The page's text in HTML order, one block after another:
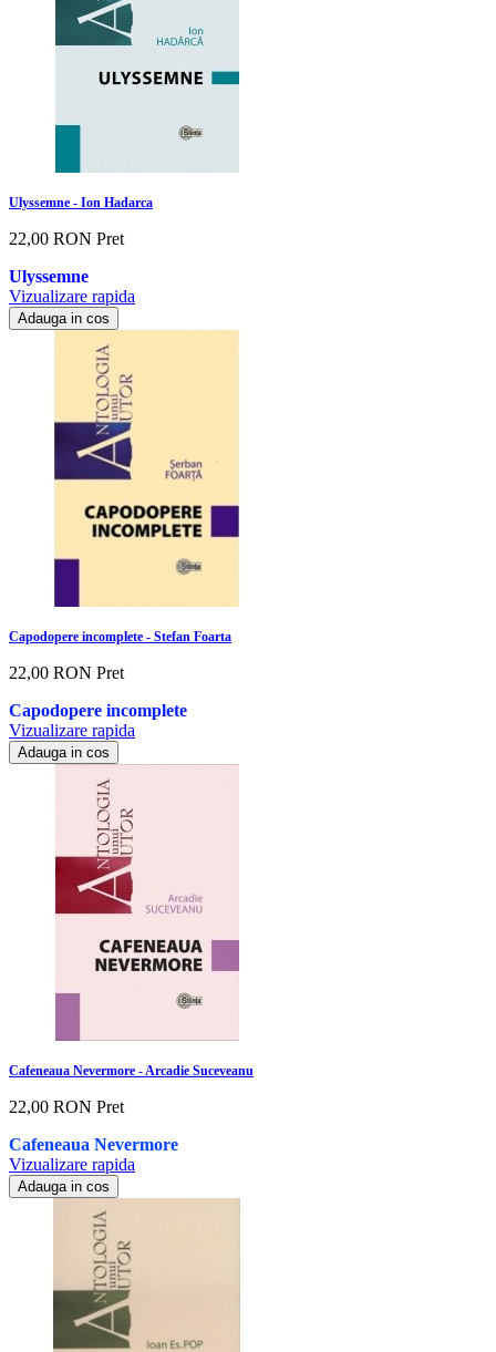
Ulyssemne - Ion Hadarca
22,00 RON Pret
Ulyssemne
Vizualizare rapida
Adauga in cos
Capodopere incomplete - Stefan Foarta
22,00 RON Pret
Capodopere incomplete
Vizualizare rapida
Adauga in cos
Cafeneaua Nevermore - Arcadie Suceveanu
22,00 RON Pret
Cafeneaua Nevermore
Vizualizare rapida
Adauga in cos